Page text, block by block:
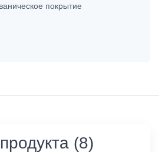
покрытие
(8)